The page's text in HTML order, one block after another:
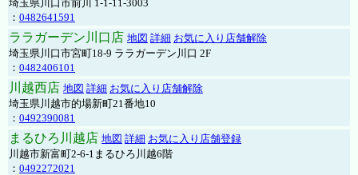
埼玉県川口市前川 1-1-11-3003
： 0482641591
ララガーデン川口店 地図 詳細 お気に入り店舗解除
埼玉県川口市宮町18-9 ララガーデン川口 2F
： 0482406101
川越西店 地図 詳細 お気に入り店舗解除
埼玉県川越市的場新町21番地10
： 0492390081
まるひろ川越店 地図 詳細 お気に入り店舗登録
川越市新富町2-6-1まるひろ川越6階
： 0492272021